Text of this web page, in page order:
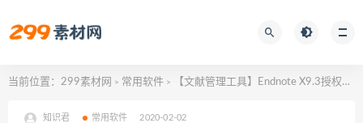
当前位置： 299素材网 > 常用软件 > 【文献管理工具】Endnote X9.3授权版——稳定/好用/免激活直接用（附使用教程）
知识君 常用软件 2020-02-02